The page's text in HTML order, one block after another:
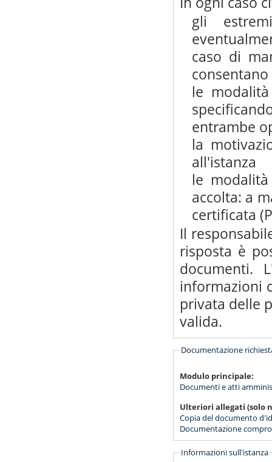
gli
caso di
le
entrambe
la
all'istanza
le
accolta: a
certificata
Il
risposta è
documenti.
informazioni
privata delle
valida.
Documentazione
Modulo principale:
Documenti e atti
Ulteriori allegati (solo
Copia del documento
Documentazione
Informazioni sull'istanza